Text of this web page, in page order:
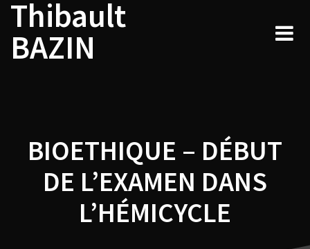
Skip
content
Thibault
BAZIN
BIOETHIQUE – DÉBUT
DE L’EXAMEN DANS
L’HÉMICYCLE
Navigation
de